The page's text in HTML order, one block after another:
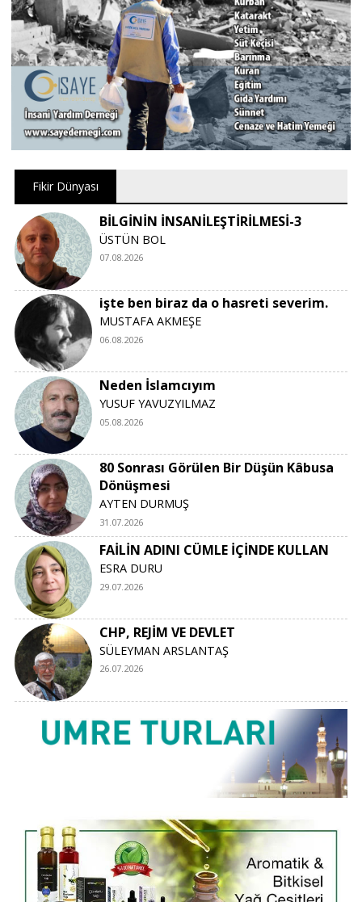
Fikir Dünyası
BİLGİNİN İNSANİLEŞTİRİLMESİ-3
ÜSTÜN BOL
07.08.2026
işte ben biraz da o hasreti severim.
MUSTAFA AKMEŞE
06.08.2026
Neden İslamcıyım
YUSUF YAVUZYILMAZ
05.08.2026
80 Sonrası Görülen Bir Düşün Kâbusa
Dönüşmesi
AYTEN DURMUŞ
31.07.2026
FAİLİN ADINI CÜMLE İÇİNDE KULLAN
ESRA DURU
29.07.2026
CHP, REJİM VE DEVLET
SÜLEYMAN ARSLANTAŞ
26.07.2026